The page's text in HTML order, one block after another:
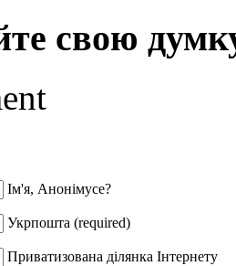
свою
Ім'я, Анонімусе?
Укрпошта (required)
Приватизована ділянка Інтернету